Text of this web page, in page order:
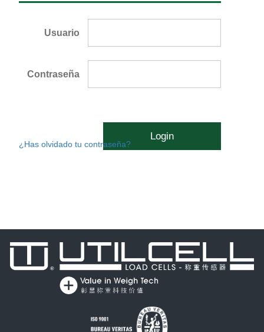
Usuario
Contraseña
Login
¿Has olvidado tu contraseña?